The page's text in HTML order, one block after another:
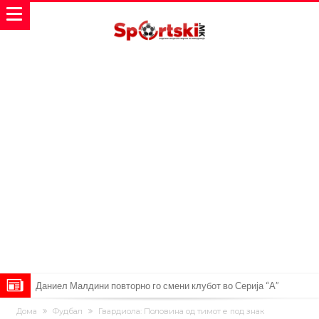
Даниел Малдини повторно го смени клубот во Серија “А”
Аморим донесе одлука: Милан ќе го крати составот
Дома Фудбал
Гвардиола: Половина од тимот е под знак